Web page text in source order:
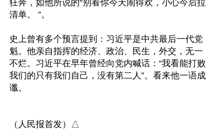
狂奔，如他所说的“别看你今天闹得欢，小心今后拉
清单。 ”。
史上曾有多个预言提到：习近平是中共最后一代党
魁。他亲自指挥的经济、政治、民生，外交，无一
不烂。习近平在早年曾经向党内喊话：“我看能打败
我们的只有我们自己，没有第二人”。看来他一语成
谶。